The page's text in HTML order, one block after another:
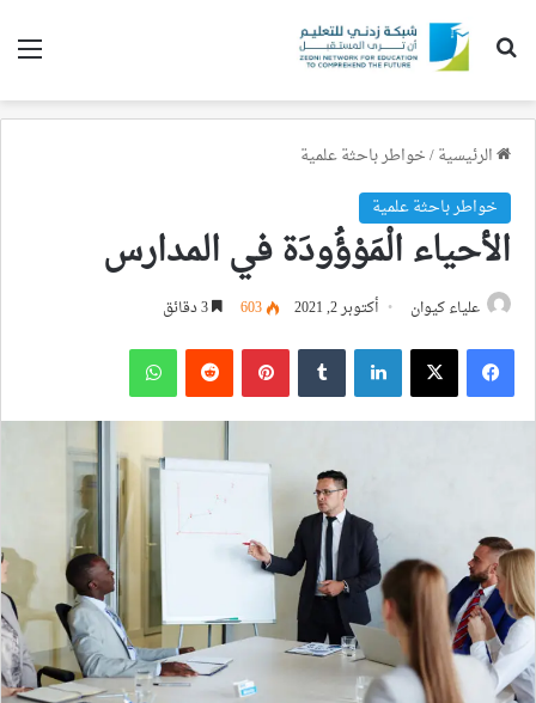
بحث عن
الرئيسية/خواطر باحثة علمية
خواطر باحثة علمية
الأحياء الْمَوْؤُودَة في المدارس
علياء كيوان أكتوبر 2, 2021 603
فيسبوك ‫X لينكدإن بينتيريست واتساب